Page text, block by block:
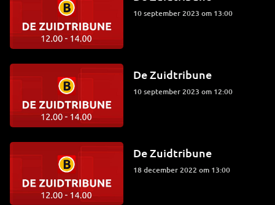
10 september 2023 om 13:00
De Zuidtribune
10 september 2023 om 12:00
De Zuidtribune
18 december 2022 om 13:00